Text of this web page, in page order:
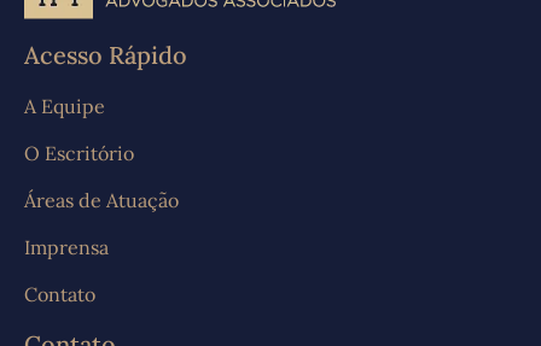
Acesso Rápido
A Equipe
O Escritório
Áreas de Atuação
Imprensa
Contato